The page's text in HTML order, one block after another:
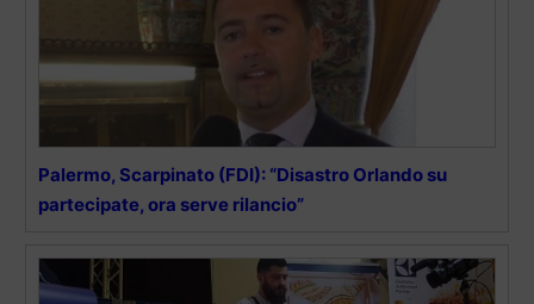
Palermo, Scarpinato (FDI): “Disastro Orlando su
partecipate, ora serve rilancio”